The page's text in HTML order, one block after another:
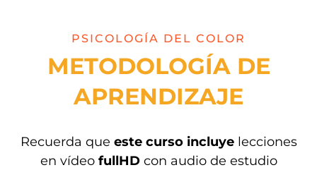
PSICOLOGÍA DEL COLOR
METODOLOGÍA DE
APRENDIZAJE
Recuerda que este curso incluyelecciones
en vídeo fullHDcon audio de estudio